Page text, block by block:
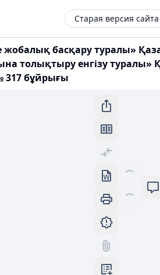
Старая версия сайта
басқару туралы»
толықтыру енгізу туралы»
317 бұйрығы